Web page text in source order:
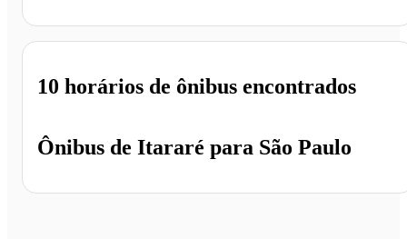
Ônibus de Itararé para São Paulo
10 horários de ônibus encontrados